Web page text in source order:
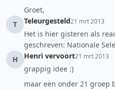
Groet,
T
Teleurgesteld21 mrt 2013
Het is hier gisteren als
geschreven: Nationale
H
Henri vervoort21 mrt 2013
grappig idee :)
maar een onder 21 groep